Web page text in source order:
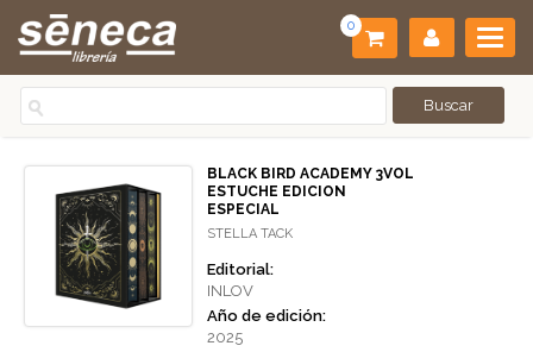
0
BLACK BIRD ACADEMY 3VOL
ESTUCHE EDICION
ESPECIAL
STELLA TACK
Editorial:
INLOV
Año de edición:
2025